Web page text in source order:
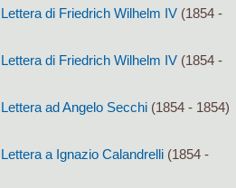
Lettera di Friedrich Wilhelm IV (1854 -
Lettera di Friedrich Wilhelm IV (1854 -
Lettera ad Angelo Secchi (1854 - 1854)
Lettera a Ignazio Calandrelli (1854 -